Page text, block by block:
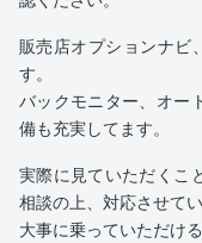
販売店オプションナビ
す。
バックモニター、オー
備も充実してます。
実際に見ていただくこ
相談の上、対応させて
大事に乗っていただけ